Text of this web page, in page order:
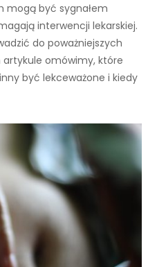
mogą być sygnałem
interwencji lekarskiej.
do poważniejszych
omówimy, które
być lekceważone i kiedy